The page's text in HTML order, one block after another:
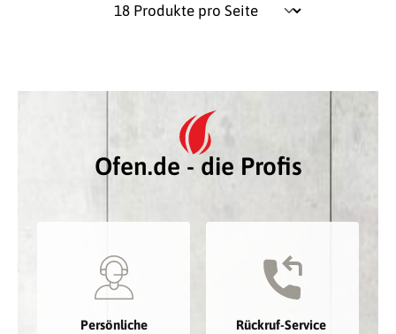
Ofen.de - die Profis
Persönliche
Rückruf-Service